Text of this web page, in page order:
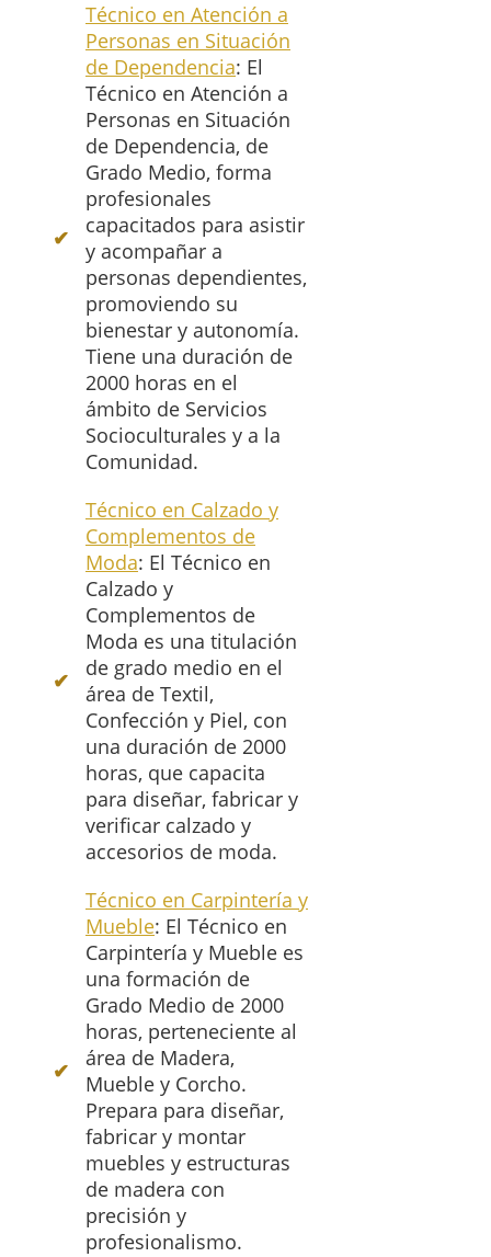
Técnico en Atención a
Personas en Situación
de Dependencia: El
Técnico en Atención a
Personas en Situación
de Dependencia, de
Grado Medio, forma
profesionales
capacitados para asistir
y acompañar a
personas dependientes,
promoviendo su
bienestar y autonomía.
Tiene una duración de
2000 horas en el
ámbito de Servicios
Socioculturales y a la
Comunidad.
Técnico en Calzado y
Complementos de
Moda: El Técnico en
Calzado y
Complementos de
Moda es una titulación
de grado medio en el
área de Textil,
Confección y Piel, con
una duración de 2000
horas, que capacita
para diseñar, fabricar y
verificar calzado y
accesorios de moda.
Técnico en Carpintería y
Mueble: El Técnico en
Carpintería y Mueble es
una formación de
Grado Medio de 2000
horas, perteneciente al
área de Madera,
Mueble y Corcho.
Prepara para diseñar,
fabricar y montar
muebles y estructuras
de madera con
precisión y
profesionalismo.